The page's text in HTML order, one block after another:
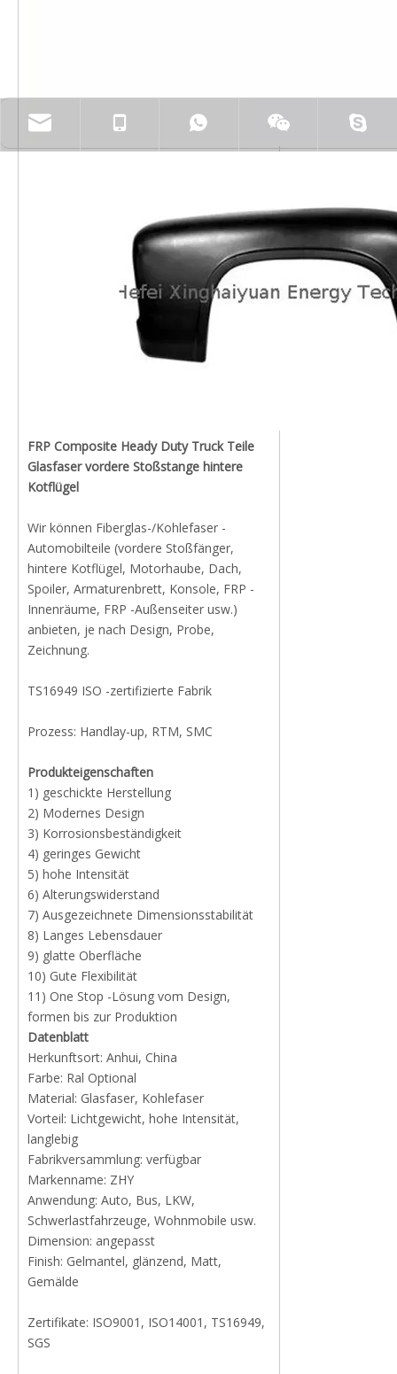
FRP Composite Heady Duty Truck Teile
Glasfaser vordere Stoßstange hintere
Kotflügel
Wir können Fiberglas-/Kohlefaser -
Automobilteile (vordere Stoßfänger,
hintere Kotflügel, Motorhaube, Dach,
Spoiler, Armaturenbrett, Konsole, FRP -
Innenräume, FRP -Außenseiter usw.)
anbieten, je nach Design, Probe,
Zeichnung.
TS16949 ISO -zertifizierte Fabrik
Prozess: Handlay-up, RTM, SMC
Produkteigenschaften
1) geschickte Herstellung
2) Modernes Design
3) Korrosionsbeständigkeit
4) geringes Gewicht
5) hohe Intensität
6) Alterungswiderstand
7) Ausgezeichnete Dimensionsstabilität
8) Langes Lebensdauer
9) glatte Oberfläche
10) Gute Flexibilität
11) One Stop -Lösung vom Design,
formen bis zur Produktion
Datenblatt
Herkunftsort: Anhui, China
Farbe: Ral Optional
Material: Glasfaser, Kohlefaser
Vorteil: Lichtgewicht, hohe Intensität,
langlebig
Fabrikversammlung: verfügbar
Markenname: ZHY
Anwendung: Auto, Bus, LKW,
Schwerlastfahrzeuge, Wohnmobile usw.
Dimension: angepasst
Finish: Gelmantel, glänzend, Matt,
Gemälde
Zertifikate: ISO9001, ISO14001, TS16949,
SGS